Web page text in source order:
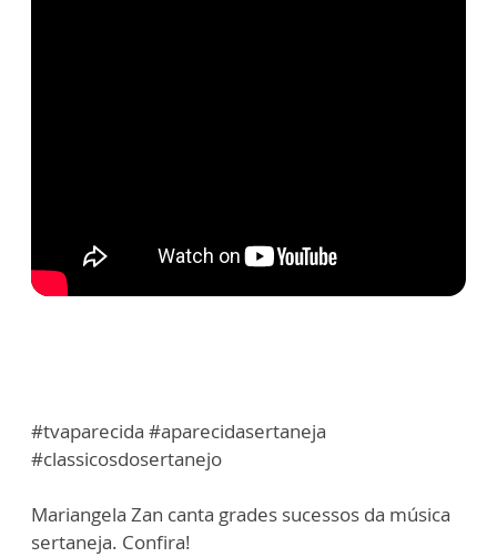
#tvaparecida #aparecidasertaneja
#classicosdosertanejo
Mariangela Zan canta grades sucessos da música
sertaneja. Confira!